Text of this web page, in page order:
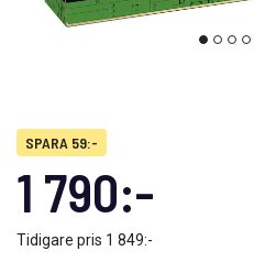
SPARA 59:-
1 790:-
Tidigare pris 1 849:-